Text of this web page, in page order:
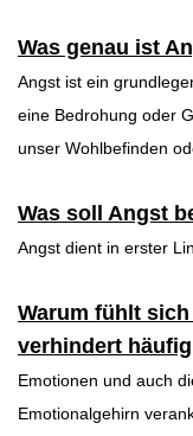
Was genau ist
Angst ist ein
eine Bedrohung oder
unser Wohlbefinden
Was soll Angst
Angst dient in erster
Warum fühlt
verhindert
Emotionen und auch
Emotionalgehirn